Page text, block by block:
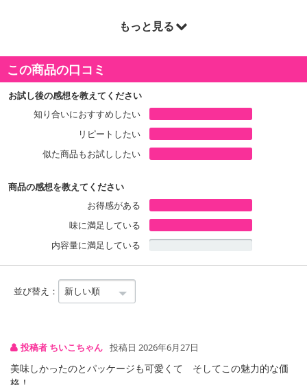
もっと見る
この商品の口コミ
お試し後の感想を教えてください
知り合いにおすすめしたい
リピートしたい
似た商品もお試ししたい
商品の感想を教えてください
お得感がある
味に満足している
内容量に満足している
並び替え：
投稿者 ちいこちゃん 投稿日 2026年6月27日
美味しかったのとパッケージも可愛くて そしてこの魅力的な価